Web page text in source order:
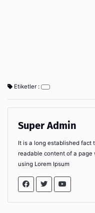
Etiketler :
Super Admin
It is a long established fact
readable content of a page
using Lorem Ipsum